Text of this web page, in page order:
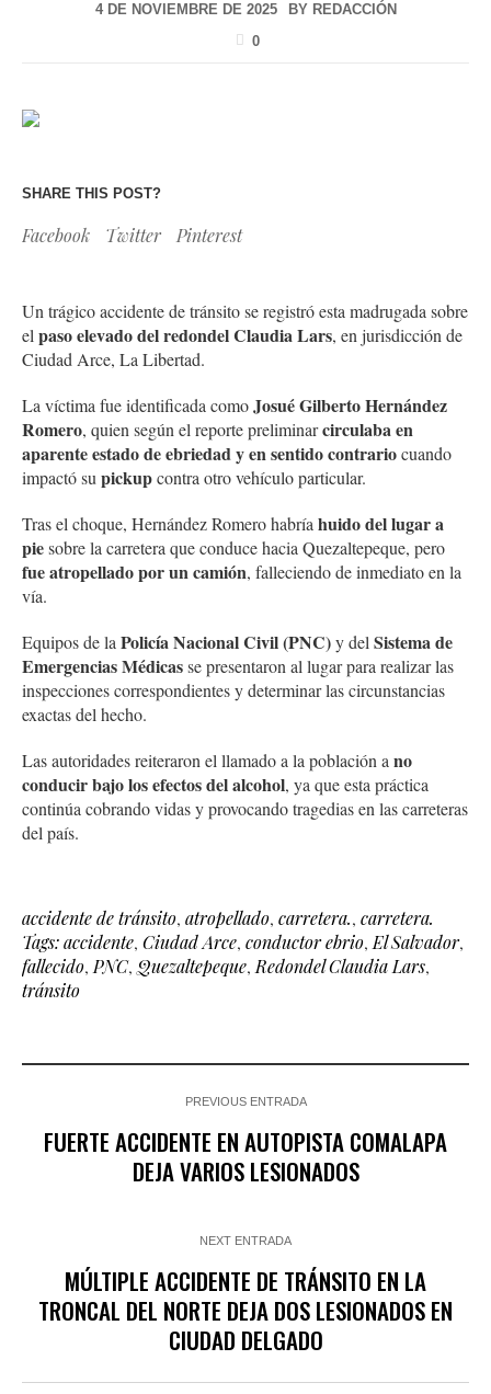
4 DE NOVIEMBRE DE 2025 BY REDACCIÓN
0
SHARE THIS POST?
Facebook Twitter Pinterest
Un trágico accidente de tránsito se registró esta madrugada sobre
el paso elevado del redondel Claudia Lars, en jurisdicción de
Ciudad Arce, La Libertad.
La víctima fue identificada comoJosué Gilberto Hernández
Romero, quien según el reporte preliminarcirculaba en
aparente estado de ebriedad y en sentido contrariocuando
impactó su pickupcontra otro vehículo particular.
Tras el choque, Hernández Romero habría huido del lugar a
piesobre la carretera que conduce hacia Quezaltepeque, pero
fue atropellado por un camión, falleciendo de inmediato en la
vía.
Equipos de la Policía Nacional Civil (PNC)y del Sistema de
Emergencias Médicasse presentaron al lugar para realizar las
inspecciones correspondientes y determinar las circunstancias
exactas del hecho.
Las autoridades reiteraron el llamado a la población a no
conducir bajo los efectos del alcohol, ya que esta práctica
continúa cobrando vidas y provocando tragedias en las carreteras
del país.
accidente de tránsito, atropellado, carretera., carretera.
Tags: accidente, Ciudad Arce, conductor ebrio, El Salvador,
fallecido, PNC, Quezaltepeque, Redondel Claudia Lars,
tránsito
PREVIOUS ENTRADA
FUERTE ACCIDENTE EN AUTOPISTA COMALAPA
DEJA VARIOS LESIONADOS
NEXT ENTRADA
MÚLTIPLE ACCIDENTE DE TRÁNSITO EN LA
TRONCAL DEL NORTE DEJA DOS LESIONADOS EN
CIUDAD DELGADO